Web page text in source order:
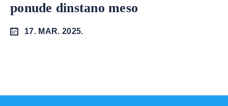
ponude dinstano meso
17. MAR. 2025.